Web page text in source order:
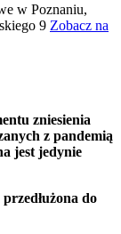
w Poznaniu,
9 Zobacz na
zniesienia
z pandemią
jest jedynie
przedłużona do